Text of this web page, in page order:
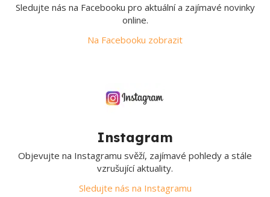
Sledujte nás na Facebooku pro aktuální a zajímavé novinky
online.
Na Facebooku zobrazit
Instagram
Objevujte na Instagramu svěží, zajímavé pohledy a stále
vzrušující aktuality.
Sledujte nás na Instagramu